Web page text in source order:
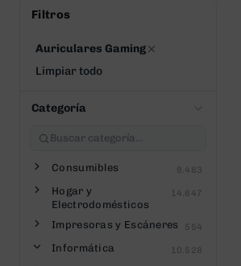
Filtros
Auriculares Gaming
Limpiar todo
Categoría
Consumibles 8.483
Hogar y
Electrodomésticos
14.647
Impresoras y Escáneres 554
Informática 10.528